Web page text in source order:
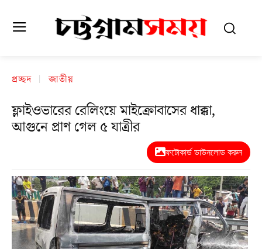
প্রচ্ছদ জাতীয়
ফ্লাইওভারের রেলিংয়ে মাইক্রোবাসের ধাক্কা,
আগুনে প্রাণ গেল ৫ যাত্রীর
ফটোকার্ড ডাউনলোড করুন